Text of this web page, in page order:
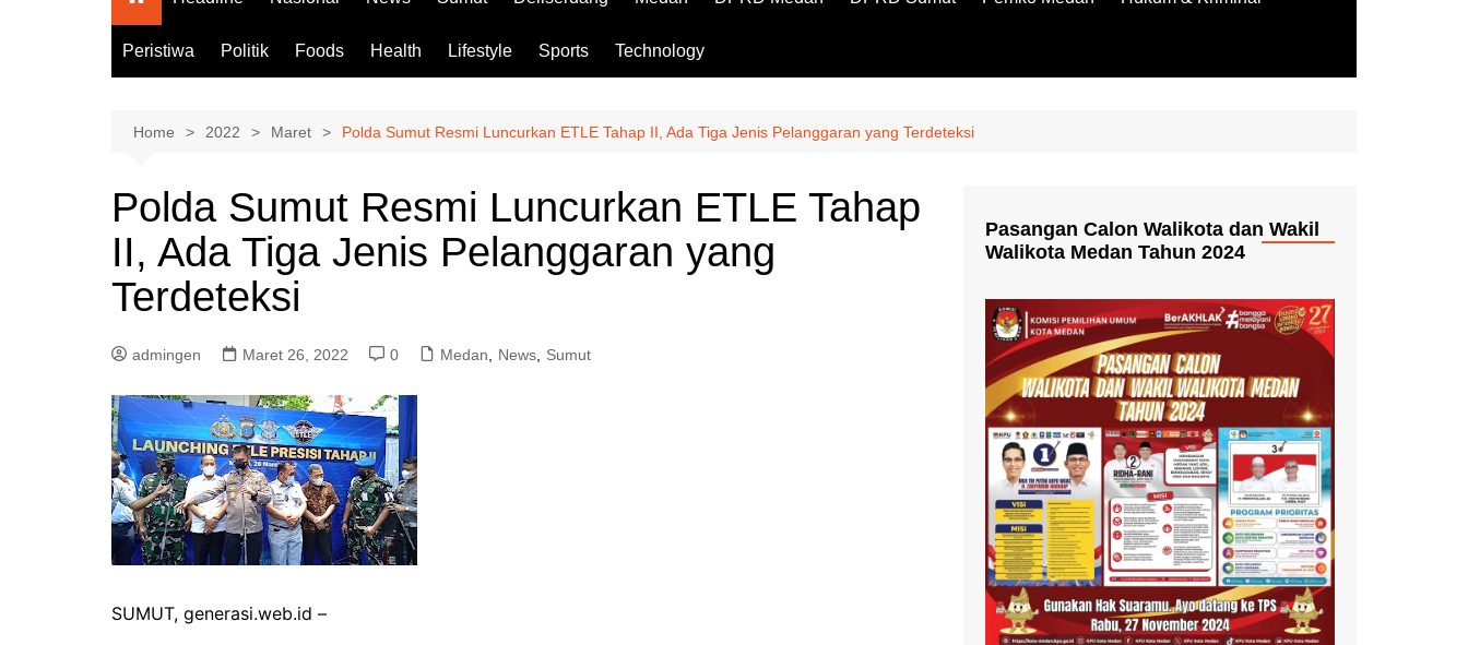
Peristiwa Politik Foods Health Lifestyle Sports Technology
Home 2022 Maret Polda Sumut Resmi Luncurkan ETLE Tahap II, Ada Tiga Jenis Pelanggaran yang Terdeteksi
Polda Sumut Resmi Luncurkan ETLE Tahap
II, Ada Tiga Jenis Pelanggaran yang
Terdeteksi
admingen Maret 26, 2022 0 Medan News Sumut
SUMUT, generasi.web.id –
Pasangan Calon Walikota dan Wakil
Walikota Medan Tahun 2024